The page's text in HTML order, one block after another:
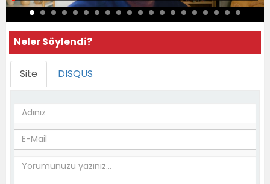
Neler Söylendi?
Site DISQUS